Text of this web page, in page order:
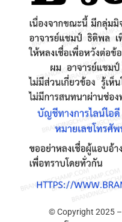
© Copyright 2025 –